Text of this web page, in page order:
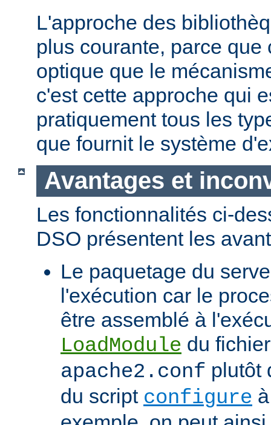
L'approche des
plus courante, parce que
optique que le
c'est cette approche qui
pratiquement tous les
que fournit le système
Avantages et
Les fonctionnalités ci-
DSO présentent les
Le paquetage du
l'exécution car le
être assemblé à
LoadModule du
apache2.conf plutôt
du script configure